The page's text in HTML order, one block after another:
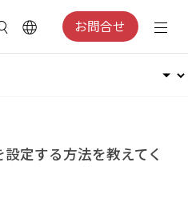
お問合せ
定する方法を教えてく